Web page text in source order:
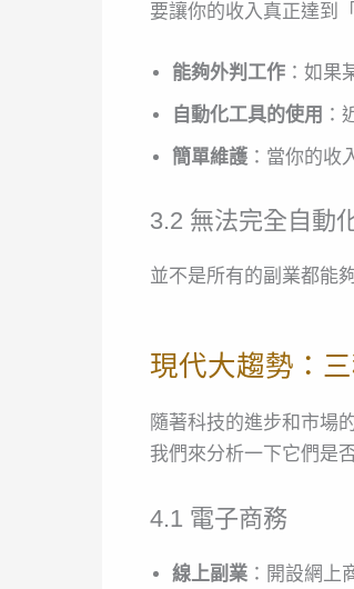
要讓你的收入真正達到
能夠外判工作：如果
自動化工具的使用 ：
簡單維護：當你的收
3.2 無法完全自動
並不是所有的副業都能
現代大趨勢：
隨著科技的進步和市場
我們來分析一下它們是
4.1 電子商務
線上副業：開設網上